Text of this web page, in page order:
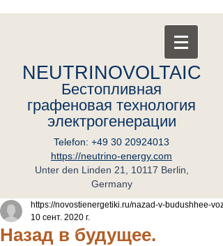
NEUTRINOVOLTAIC
Бестопливная
графеновая технология
электрогенерации
Telefon: +49 30 20924013
https://neutrino-energy.com
Unter den Linden 21, 10117 Berlin,
Germany
Назад в будущее.
https://novostienergetiki.ru/nazad-v-budushhee-voz
10 сент. 2020 г.